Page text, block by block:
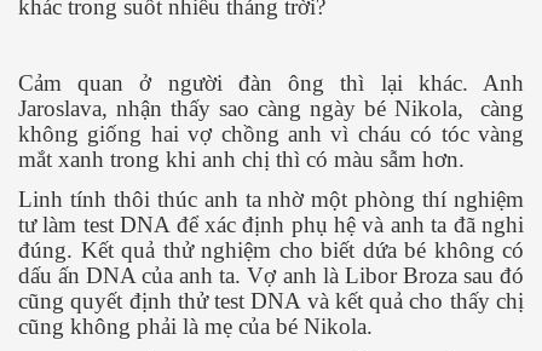
khác trong suốt nhiều tháng trời?
Cảm quan ở người đàn ông thì lại khác. Anh
Jaroslava, nhận thấy sao càng ngày bé Nikola,
càng
không giống hai vợ chồng anh vì cháu có tóc vàng
mắt xanh trong khi anh chị thì có màu sẫm hơn.
Linh tính thôi thúc anh ta nhờ một phòng thí nghiệm
tư làm test DNA để xác định phụ hệ và anh ta đã nghi
đúng. Kết quả thử nghiệm cho biết dứa bé không có
dấu ấn DNA của anh ta. Vợ anh là Libor Broza sau đó
cũng quyết định thử test DNA và kết quả cho thấy chị
cũng không phải là mẹ của bé Nikola.
P 200-201